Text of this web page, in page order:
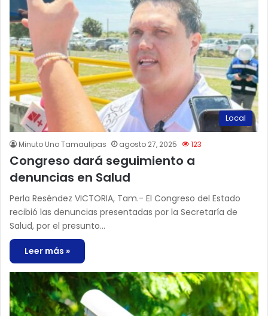
Local
Minuto Uno Tamaulipas agosto 27, 2025 123
Congreso dará seguimiento a
denuncias en Salud
Perla Reséndez VICTORIA, Tam.- El Congreso del Estado
recibió las denuncias presentadas por la Secretaría de
Salud, por el presunto…
Leer más »